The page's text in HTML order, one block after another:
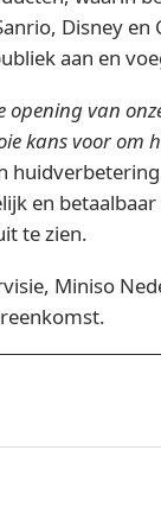
Disney
aan en
opening van
kans voor om
en
te zien.
Miniso